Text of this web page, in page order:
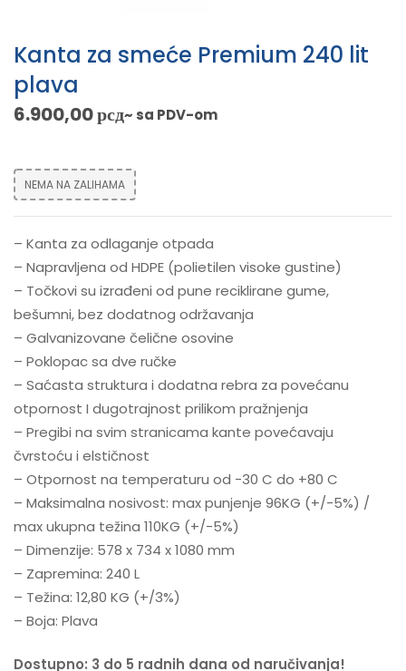
Kanta za smeće Premium 240 lit
plava
6.900,00рсд~ sa PDV-om
NEMA NA ZALIHAMA
– Kanta za odlaganje otpada
– Napravljena od HDPE (polietilen visoke gustine)
– Točkovi su izrađeni od pune reciklirane gume,
bešumni, bez dodatnog održavanja
– Galvanizovane čelične osovine
– Poklopac sa dve ručke
– Saćasta struktura i dodatna rebra za povećanu
otpornost I dugotrajnost prilikom pražnjenja
– Pregibi na svim stranicama kante povećavaju
čvrstoću i elstičnost
– Otpornost na temperaturu od -30 C do +80 C
– Maksimalna nosivost: max punjenje 96KG (+/-5%) /
max ukupna težina 110KG (+/-5%)
– Dimenzije: 578 x 734 x 1080 mm
– Zapremina: 240 L
– Težina: 12,80 KG (+/3%)
– Boja: Plava
Dostupno: 3 do 5 radnih dana od naručivanja!